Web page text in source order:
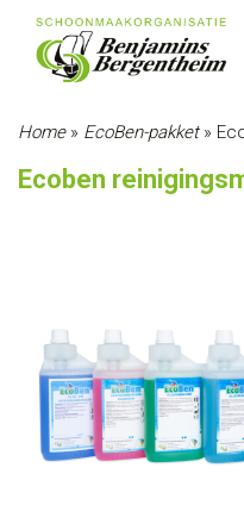
Home» EcoBen-pakket»
Ecoben